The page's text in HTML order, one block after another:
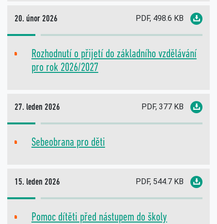
20. únor 2026 PDF, 498.6 KB
Rozhodnutí o přijetí do základního vzdělávání
pro rok 2026/2027
27. leden 2026 PDF, 377 KB
Sebeobrana pro děti
15. leden 2026 PDF, 544.7 KB
Pomoc dítěti před nástupem do školy